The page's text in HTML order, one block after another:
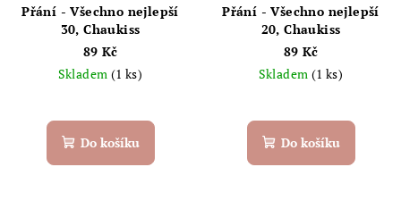
Přání - Všechno nejlepší
30, Chaukiss
89 Kč
Skladem (1 ks)
Do košíku
Přání - Všechno nejlepší
20, Chaukiss
89 Kč
Skladem (1 ks)
Do košíku